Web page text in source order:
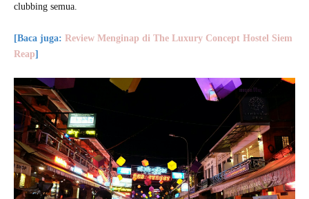
clubbing semua.
[Baca juga: Review Menginap di The Luxury Concept Hostel Siem
Reap]